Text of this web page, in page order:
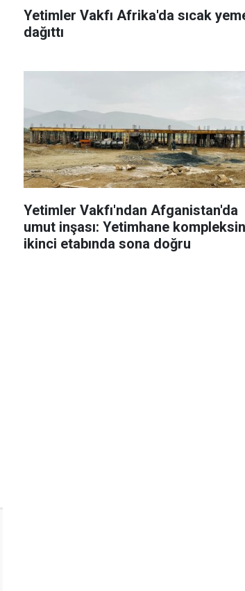
Yetimler Vakfı Afrika'da sıcak
dağıttı
Yetimler Vakfı'ndan Afganistan'da
umut inşası: Yetimhane
ikinci etabında sona doğru